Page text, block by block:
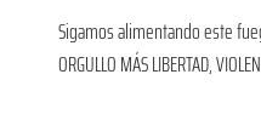
Sigamos alimentando este
ORGULLO MÁS LIBERTAD,